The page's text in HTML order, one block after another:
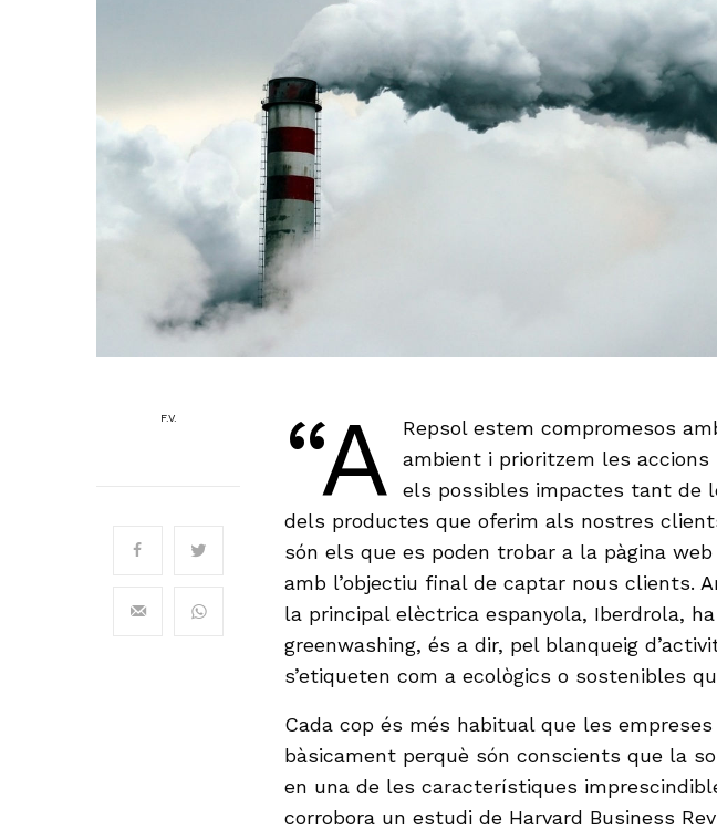
F.V. “A
Repsol estem compromesos
ambient i prioritzem les
els possibles impactes tant de
dels productes que oferim als nostres
són els que es poden trobar a la pàgina
amb l’objectiu final de captar nous clients.
la principal elèctrica espanyola, Iberdrola,
greenwashing, és a dir, pel blanqueig
s’etiqueten com a ecològics o sostenibles
Cada cop és més habitual que les empreses
bàsicament perquè són conscients que la
en una de les característiques
corrobora un estudi de Harvard Business